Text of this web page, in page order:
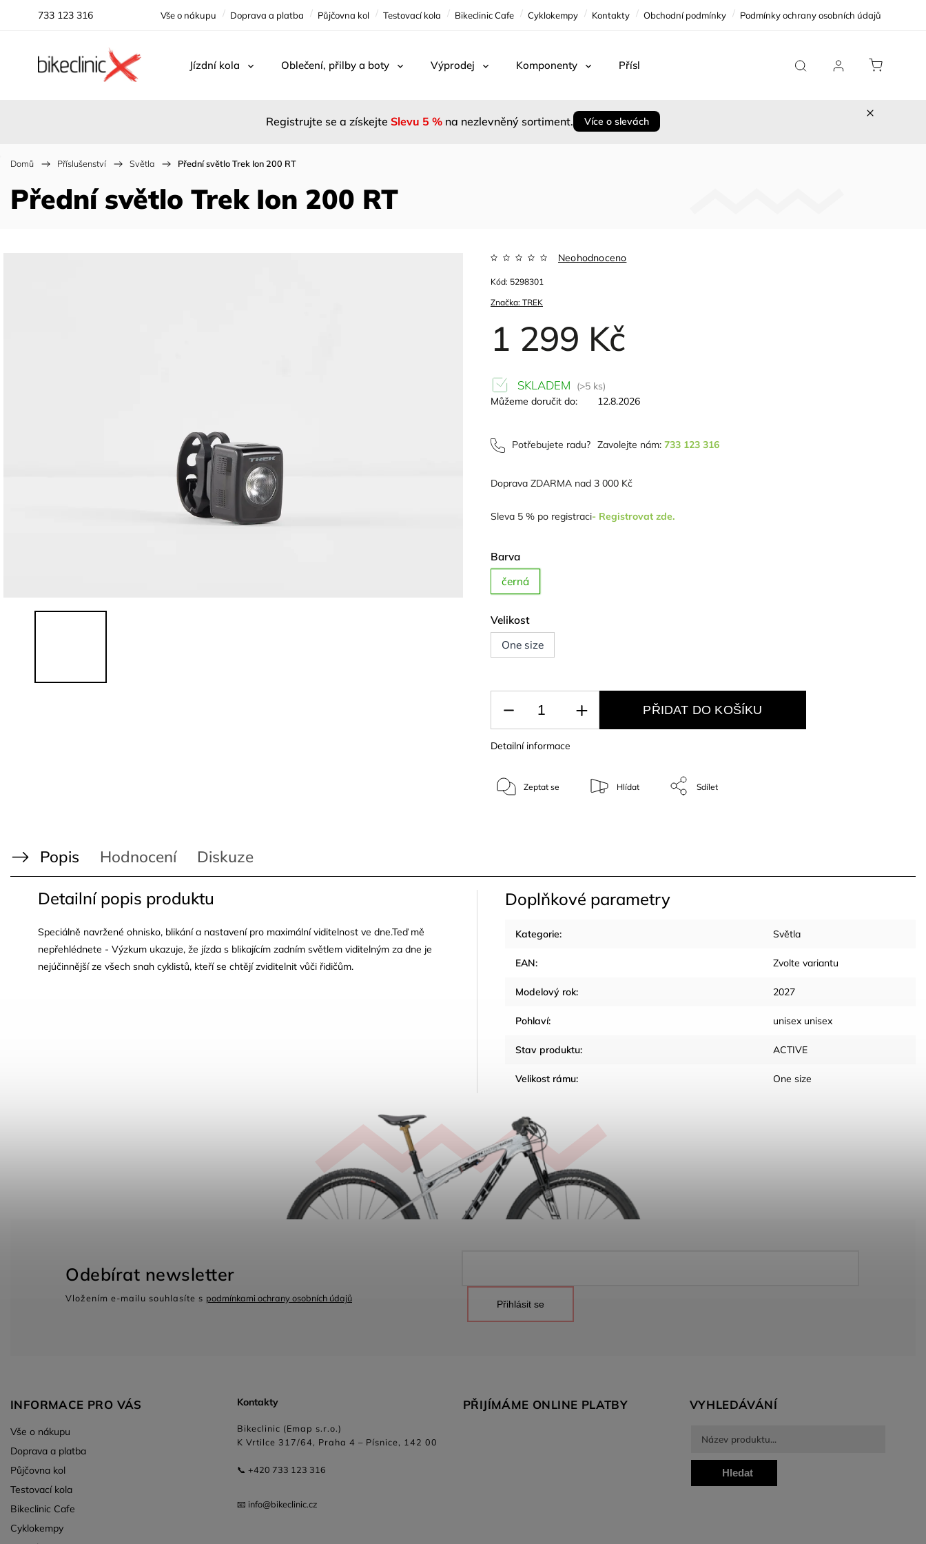
733 123 316 Vše o nákupu Doprava a platba Půjčovna kol Testovací kola Bikeclinic Cafe Cyklokempy Kontakty Obchodní podmínky Podmínky ochrany osobních údajů
Jízdní kola Oblečení, přilby a boty Výprodej Komponenty Příslušenství Cykloservis
Registrujte se a získejte Slevu 5 % na nezlevněný sortiment. Více o slevách
Domů / Příslušenství / Světla / Přední světlo Trek Ion 200 RT
Přední světlo Trek Ion 200 RT
Značka:TREK
Neohodnoceno
1 299 Kč
Kód: 5298301
Potřebujete radu? Zavolejte nám:733 123 316
Doprava ZDARMA nad 3 000 Kč
Sleva 5 % po registraci- Registrovat zde.
Barva
černá
Velikost
One size
SKLADEM
(>5 ks)
Můžeme doručit do:
12.8.2026
PŘIDAT DO KOŠÍKU
Detailní informace
Zeptat se Hlídat Sdílet
Popis Hodnocení Diskuze
Detailní popis produktu
Speciálně navržené ohnisko, blikání a nastavení pro maximální viditelnost ve dne.Teď mě
nepřehlédnete - Výzkum ukazuje, že jízda s blikajícím zadním světlem viditelným za dne je
nejúčinnější ze všech snah cyklistů, kteří se chtějí zviditelnit vůči řidičům.
Doplňkové parametry
Kategorie: Světla
EAN: Zvolte variantu
Modelový rok: 2027
Pohlaví: unisex unisex
Stav produktu: ACTIVE
Velikost rámu: One size
INFORMACE PRO VÁS
Vše o nákupu
Doprava a platba
Půjčovna kol
Testovací kola
Bikeclinic Cafe
Cyklokempy
Kontakty
Bikeclinic (Emap s.r.o.)
K Vrtilce 317/64, Praha 4 – Písnice, 142 00
📞 +420 733 123 316
📧 info@bikeclinic.cz
Odebírat newsletter
Vložením e-mailu souhlasíte s podmínkami ochrany osobních údajů
Přihlásit se
PŘIJÍMÁME ONLINE PLATBY VYHLEDÁVÁNÍ
Hledat